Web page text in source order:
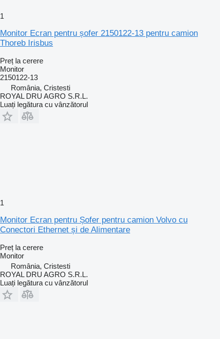
1
Monitor Ecran pentru șofer 2150122-13 pentru camion
Thoreb Irisbus
Preț la cerere
Monitor
2150122-13
România, Cristesti
ROYAL DRU AGRO S.R.L.
Luați legătura cu vânzătorul
1
Monitor Ecran pentru Șofer pentru camion Volvo cu
Conectori Ethernet și de Alimentare
Preț la cerere
Monitor
România, Cristesti
ROYAL DRU AGRO S.R.L.
Luați legătura cu vânzătorul